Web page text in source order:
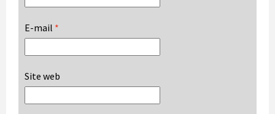
E-mail *
Site web